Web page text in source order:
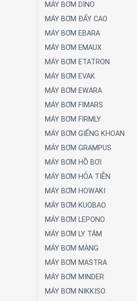
MÁY BƠM DINO
MÁY BƠM ĐẨY CAO
MÁY BƠM EBARA
MÁY BƠM EMAUX
MÁY BƠM ETATRON
MÁY BƠM EVAK
MÁY BƠM EWARA
MÁY BƠM FIMARS
MÁY BƠM FIRMLY
MÁY BƠM GIẾNG KHOAN
MÁY BƠM GRAMPUS
MÁY BƠM HỒ BƠI
MÁY BƠM HỎA TIỄN
MÁY BƠM HOWAKI
MÁY BƠM KUOBAO
MÁY BƠM LEPONO
MÁY BƠM LY TÂM
MÁY BƠM MÀNG
MÁY BƠM MASTRA
MÁY BƠM MINDER
MÁY BƠM NIKKISO